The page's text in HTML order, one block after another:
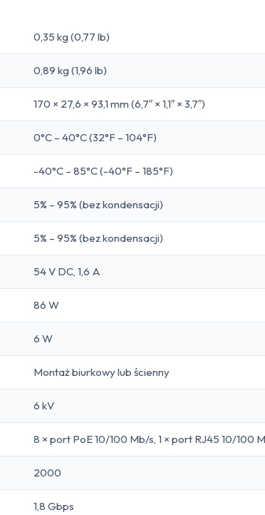
0,35 kg (0,77 lb)
0,89 kg (1,96 lb)
170 × 27,6 × 93,1 mm (6,7″ × 1,1″ × 3,7″)
0°C – 40°C (32°F – 104°F)
-40°C – 85°C (-40°F – 185°F)
5% – 95% (bez kondensacji)
5% – 95% (bez kondensacji)
54 V DC, 1,6 A
86 W
6 W
Montaż biurkowy lub ścienny
6 kV
8 × port PoE 10/100 Mb/s, 1 × port RJ45 10/100
2000
1,8 Gbps